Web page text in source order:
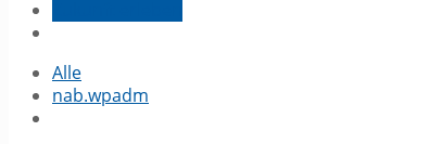
Alle
nab.wpadm